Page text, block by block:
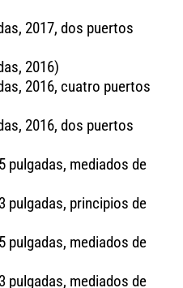
2017, dos puertos
2016)
2016, cuatro puertos
2016, dos puertos
pulgadas, mediados de
pulgadas, principios de
pulgadas, mediados de
pulgadas, mediados de